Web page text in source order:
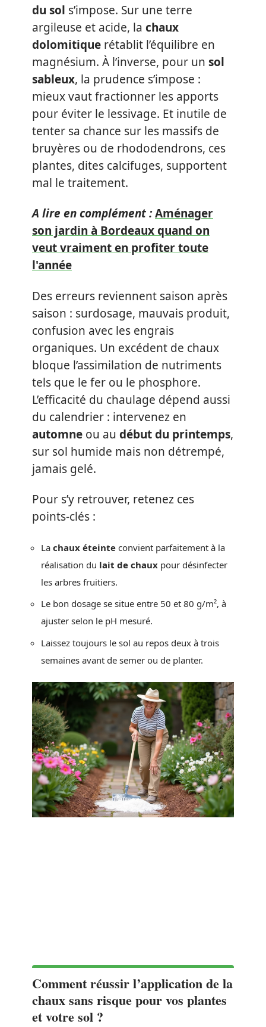
du sol s’impose. Sur une terre
argileuse et acide, la chaux
dolomitique rétablit l’équilibre en
magnésium. À l’inverse, pour un sol
sableux, la prudence s’impose :
mieux vaut fractionner les apports
pour éviter le lessivage. Et inutile de
tenter sa chance sur les massifs de
bruyères ou de rhododendrons, ces
plantes, dites calcifuges, supportent
mal le traitement.
A lire en complément :Aménager
son jardin à Bordeaux quand on
veut vraiment en profiter toute
l'année
Des erreurs reviennent saison après
saison : surdosage, mauvais produit,
confusion avec les engrais
organiques. Un excédent de chaux
bloque l’assimilation de nutriments
tels que le fer ou le phosphore.
L’efficacité du chaulage dépend aussi
du calendrier : intervenez en
automne ou au début du printemps,
sur sol humide mais non détrempé,
jamais gelé.
Pour s’y retrouver, retenez ces
points-clés :
La chaux éteinte convient parfaitement à la
réalisation du lait de chaux pour désinfecter
les arbres fruitiers.
Le bon dosage se situe entre 50 et 80 g/m², à
ajuster selon le pH mesuré.
Laissez toujours le sol au repos deux à trois
semaines avant de semer ou de planter.
Comment réussir l’application de la
chaux sans risque pour vos plantes
et votre sol ?